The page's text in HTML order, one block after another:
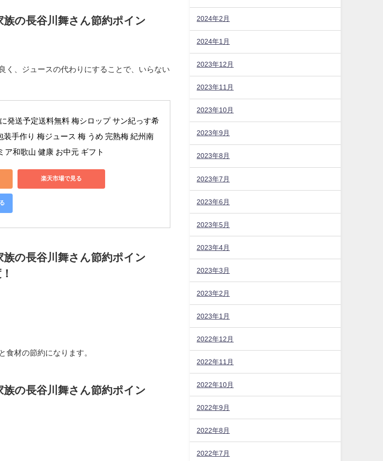
の長谷川舞さん節約ポイン
く、ジュースの代わりにすることで、いらない
発送予定送料無料 梅シロップ サン紀っす希
手作り 梅ジュース 梅 うめ 完熟梅 紀州南
ア和歌山 健康 お中元 ギフト
の長谷川舞さん節約ポイン
食材の節約になります。
の長谷川舞さん節約ポイン
2024年2月
2024年1月
2023年12月
2023年11月
2023年10月
2023年9月
2023年8月
2023年7月
2023年6月
2023年5月
2023年4月
2023年3月
2023年2月
2023年1月
2022年12月
2022年11月
2022年10月
2022年9月
2022年8月
2022年7月